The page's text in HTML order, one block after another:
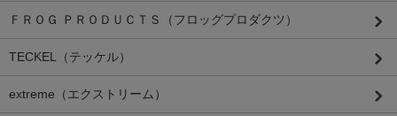
ＦＲＯＧ ＰＲＯＤＵＣＴＳ（フロッグプロダクツ）
TECKEL（テッケル）
extreme（エクストリーム）